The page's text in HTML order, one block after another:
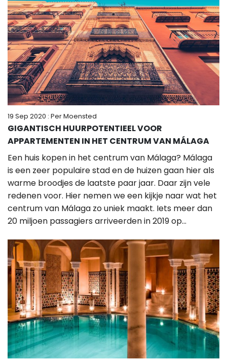
19 Sep 2020 : Per Moensted
GIGANTISCH HUURPOTENTIEEL VOOR
APPARTEMENTEN IN HET CENTRUM VAN MÁLAGA
Een huis kopen in het centrum van Málaga? Málaga
is een zeer populaire stad en de huizen gaan hier als
warme broodjes de laatste paar jaar. Daar zijn vele
redenen voor. Hier nemen we een kijkje naar wat het
centrum van Málaga zo uniek maakt. Iets meer dan
20 miljoen passagiers arriveerden in 2019 op...